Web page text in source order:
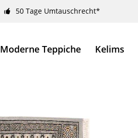
50 Tage Umtauschrecht*
Moderne Teppiche Kelims